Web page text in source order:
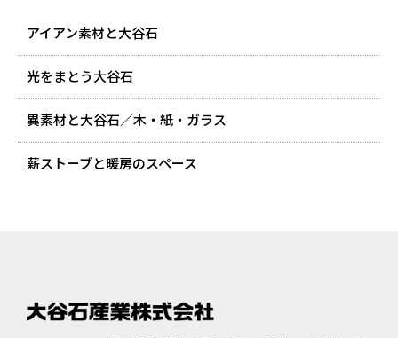
アイアン素材と大谷石
光をまとう大谷石
異素材と大谷石／木・紙・ガラス
薪ストーブと暖房のスペース